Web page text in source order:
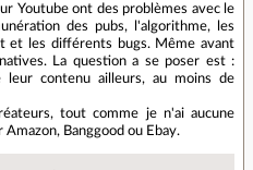
Youtube ont des problèmes avec le
des pubs, l'algorithme, les
et les différents bugs. Même avant
La question a se poser est :
leur contenu ailleurs, au moins de
tout comme je n'ai aucune
Banggood ou Ebay.